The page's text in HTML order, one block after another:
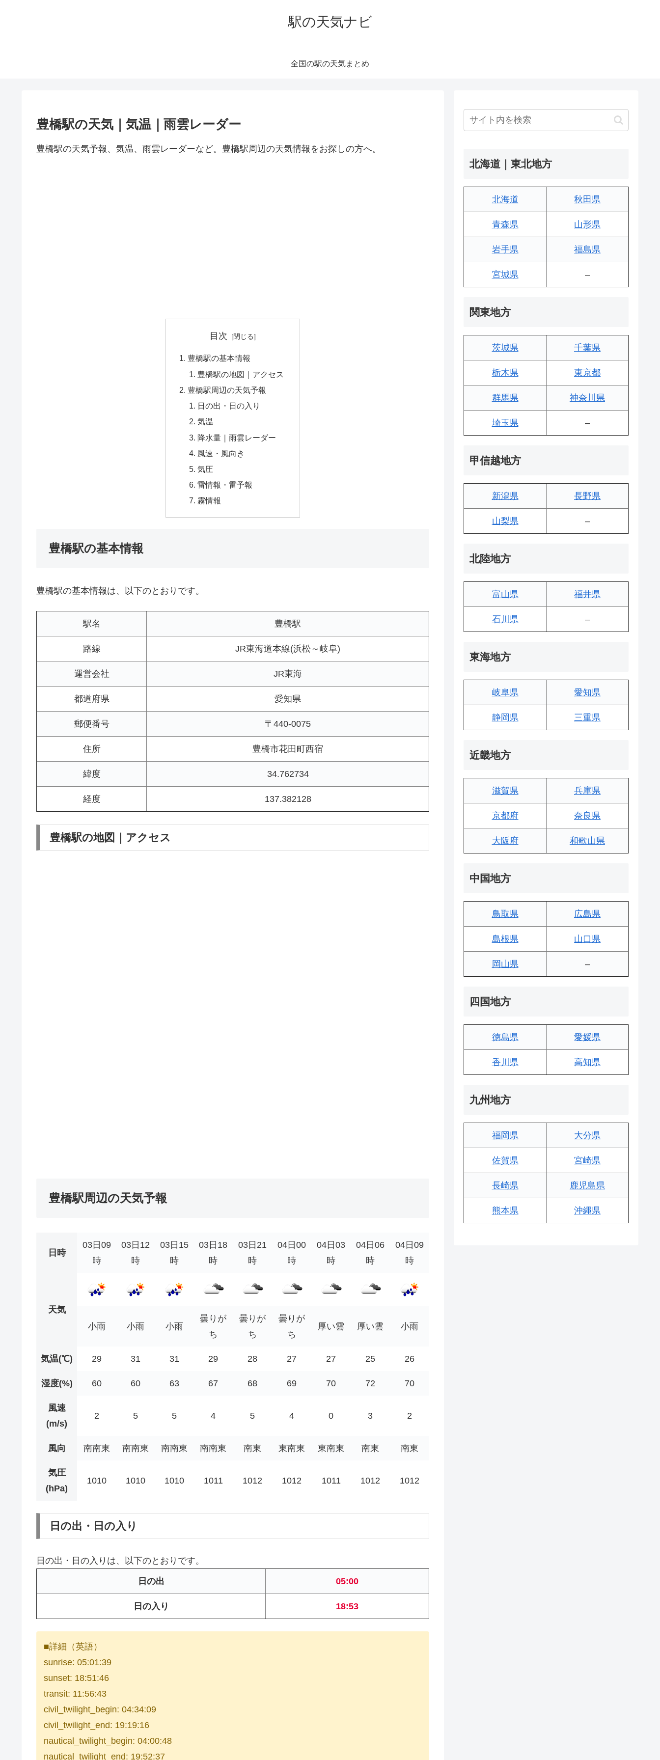
駅の天気ナビ
全国の駅の天気まとめ
豊橋駅の天気｜気温｜雨雲レーダー
豊橋駅の天気予報、気温、雨雲レーダーなど。豊橋駅周辺の天気情報をお探しの方へ。
目次
豊橋駅の基本情報
豊橋駅の地図｜アクセス
豊橋駅周辺の天気予報
日の出・日の入り
気温
降水量｜雨雲レーダー
風速・風向き
気圧
雷情報・雷予報
霧情報
豊橋駅の基本情報
豊橋駅の基本情報は、以下のとおりです。
駅名 豊橋駅
路線 JR東海道本線(浜松～岐阜)
運営会社 JR東海
都道府県 愛知県
郵便番号 〒440-0075
住所 豊橋市花田町西宿
緯度 34.762734
経度 137.382128
豊橋駅の地図｜アクセス
豊橋駅周辺の天気予報
日時
03日09
時
03日12
時
03日15
時
03日18
時
03日21
時
04日00
時
04日03
時
04日06
時
04日09
時
天気
小雨
小雨 小雨
曇りが
ち
曇りが
ち
曇りが
ち
厚い雲 厚い雲 小雨
気温(℃) 29 31 31 29 28 27 27 25 26
湿度(%) 60 60 63 67 68 69 70 72 70
風速
(m/s)
2 5 5 4 5 4 0 3 2
風向 南南東 南南東 南南東 南南東 南東 東南東 東南東 南東 南東
気圧
(hPa)
1010 1010 1010 1011 1012 1012 1011 1012 1012
日の出・日の入り
日の出・日の入りは、以下のとおりです。
日の出 05:00
日の入り 18:53
■詳細（英語）
sunrise: 05:01:39
sunset: 18:51:46
transit: 11:56:43
civil_twilight_begin: 04:34:09
civil_twilight_end: 19:19:16
nautical_twilight_begin: 04:00:48
nautical_twilight_end: 19:52:37
北海道｜東北地方
北海道 秋田県
青森県 山形県
岩手県 福島県
宮城県 –
関東地方
茨城県 千葉県
栃木県 東京都
群馬県 神奈川県
埼玉県 –
甲信越地方
新潟県 長野県
山梨県 –
北陸地方
富山県 福井県
石川県 –
東海地方
岐阜県 愛知県
静岡県 三重県
近畿地方
滋賀県 兵庫県
京都府 奈良県
大阪府 和歌山県
中国地方
鳥取県 広島県
島根県 山口県
岡山県 –
四国地方
徳島県 愛媛県
香川県 高知県
九州地方
福岡県 大分県
佐賀県 宮崎県
長崎県 鹿児島県
熊本県 沖縄県